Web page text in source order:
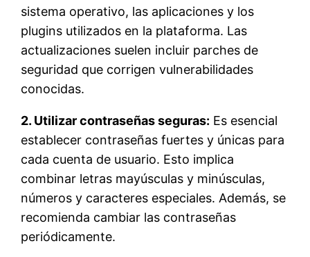
sistema operativo, las aplicaciones y los
plugins utilizados en la plataforma. Las
actualizaciones suelen incluir parches de
seguridad que corrigen vulnerabilidades
conocidas.
2. Utilizar contraseñas seguras: Es esencial
establecer contraseñas fuertes y únicas para
cada cuenta de usuario. Esto implica
combinar letras mayúsculas y minúsculas,
números y caracteres especiales. Además, se
recomienda cambiar las contraseñas
periódicamente.